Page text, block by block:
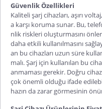
Güvenlik Özellikleri
Kaliteli şarj cihazları, aşırı
a karşı koruma sunar. Bu,
nlik riskleri oluşturmasını
daha etkili kullanılmasını
an bu cihazları uzun süre
malı. Şarj için kullanılan bu
anmaması gerekir. Doğru
çok önemli olduğu ifade
hazın da zarar görmesinin